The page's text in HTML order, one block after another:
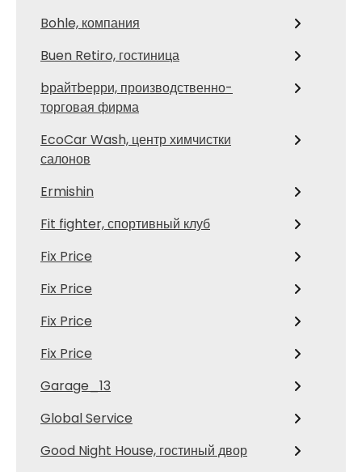
Bohle, компания
Buen Retiro, гостиница
bрайтbерри, производственно-
торговая фирма
EcoCar Wash, центр химчистки
салонов
Ermishin
Fit fighter, спортивный клуб
Fix Price
Fix Price
Fix Price
Fix Price
Garage_13
Global Service
Good Night House, гостиный двор